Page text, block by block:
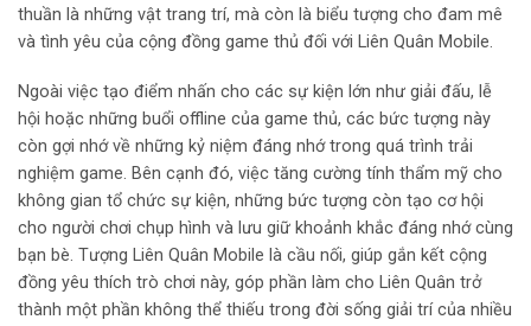
thuần là những vật trang trí, mà còn là biểu tượng cho đam mê
và tình yêu của cộng đồng game thủ đối với Liên Quân Mobile.
Ngoài việc tạo điểm nhấn cho các sự kiện lớn như giải đấu, lễ
hội hoặc những buổi offline của game thủ, các bức tượng này
còn gợi nhớ về những kỷ niệm đáng nhớ trong quá trình trải
nghiệm game. Bên cạnh đó, việc tăng cường tính thẩm mỹ cho
không gian tổ chức sự kiện, những bức tượng còn tạo cơ hội
cho người chơi chụp hình và lưu giữ khoảnh khắc đáng nhớ cùng
bạn bè. Tượng Liên Quân Mobile là cầu nối, giúp gắn kết cộng
đồng yêu thích trò chơi này, góp phần làm cho Liên Quân trở
thành một phần không thể thiếu trong đời sống giải trí của nhiều